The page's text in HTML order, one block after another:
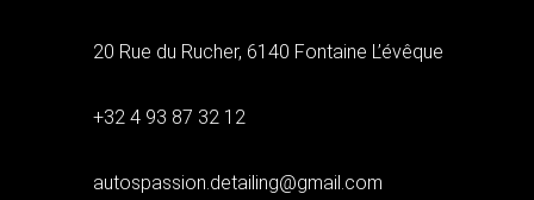
20 Rue du Rucher, 6140 Fontaine L’évêque
+32 4 93 87 32 12
autospassion.detailing@gmail.com